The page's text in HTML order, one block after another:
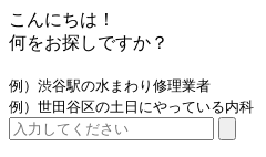
こんにちは！
何をお探しですか？
例）渋谷駅の水まわり修理業者
例）世田谷区の土日にやっている内科